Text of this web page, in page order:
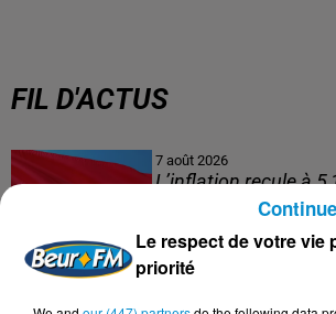
FIL D'ACTUS
7 août 2026
L’inflation recule à
5 août 2026
Le respect de votre vie
priorité